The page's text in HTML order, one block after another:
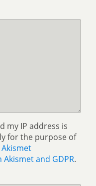
my IP address is
for the purpose of
Akismet
and GDPR.